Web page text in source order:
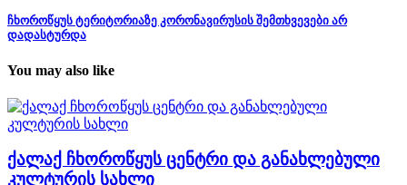
ჩხოროწყუს ტერიტორიაზე კორონავირუსის შემთხვევები არ
დადასტურდა
You may also like
ქალაქ ჩხოროწყუს ცენტრი და განახლებული
კულტურის სახლი